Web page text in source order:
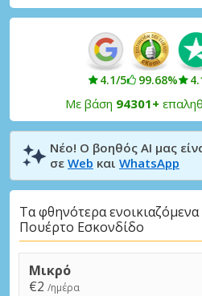
4.1/5 99.68%
Με βάση 94301+
Νέο! Ο βοηθός AI μας
σε Web και WhatsApp
Τα φθηνότερα
Πουέρτο Εσκονδίδο
Μικρό
€2 /ημέρα